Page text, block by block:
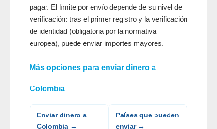
pagar. El límite por envío depende de su nivel de
verificación: tras el primer registro y la verificación
de identidad (obligatoria por la normativa
europea), puede enviar importes mayores.
Más opciones para enviar dinero a
Colombia
Enviar dinero a
Colombia →
Países que pueden
enviar →